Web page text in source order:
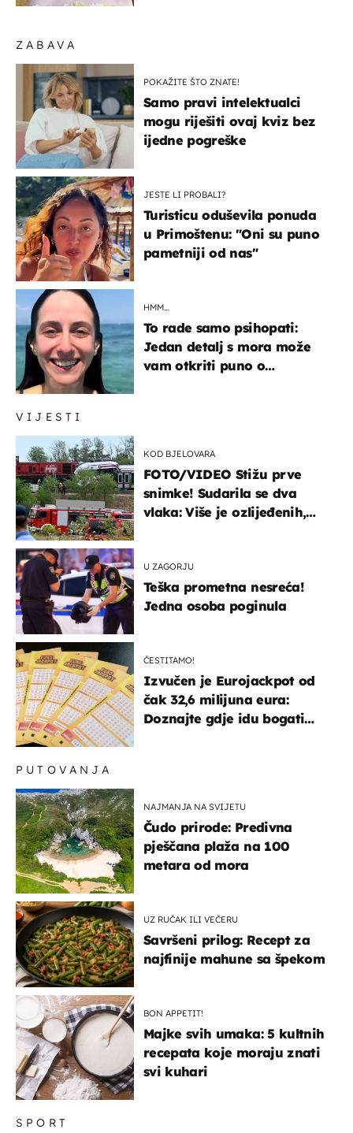
VIJESTI
KOD BJELOVARA
FOTO/VIDEO Stižu prve
snimke! Sudarila se dva
vlaka: Više je ozlijeđenih,
U ZAGORJU
Teška prometna nesreća!
Jedna osoba poginula
ČESTITAMO!
Izvučen je Eurojackpot od
čak 32,6 milijuna eura:
Doznajte gdje idu bogati
ZABAVA
POKAŽITE ŠTO ZNATE!
Samo pravi intelektualci
mogu riješiti ovaj kviz bez
ijedne pogreške
JESTE LI PROBALI?
Turisticu oduševila ponuda
u Primoštenu: "Oni su puno
pametniji od nas"
HMM…
To rade samo psihopati:
Jedan detalj s mora može
vam otkriti puno o
SPORT
PUTOVANJA
NAJMANJA NA SVIJETU
Čudo prirode: Predivna
pješčana plaža na 100
metara od mora
UZ RUČAK ILI VEČERU
Savršeni prilog: Recept za
najfinije mahune sa špekom
BON APPETIT!
Majke svih umaka: 5 kultnih
recepata koje moraju znati
svi kuhari